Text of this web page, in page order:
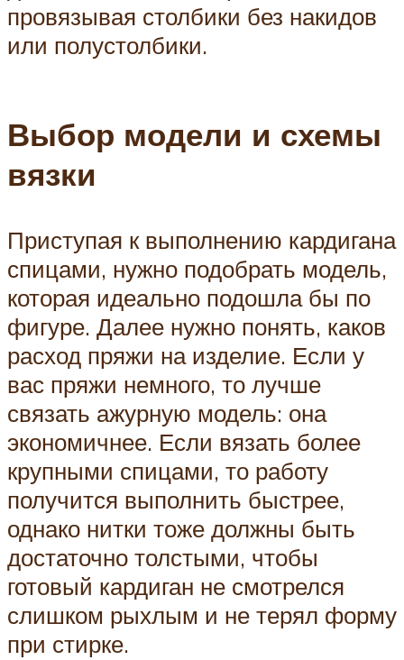
провязывая столбики без накидов
или полустолбики.
Выбор модели и схемы
вязки
Приступая к выполнению кардигана
спицами, нужно подобрать модель,
которая идеально подошла бы по
фигуре. Далее нужно понять, каков
расход пряжи на изделие. Если у
вас пряжи немного, то лучше
связать ажурную модель: она
экономичнее. Если вязать более
крупными спицами, то работу
получится выполнить быстрее,
однако нитки тоже должны быть
достаточно толстыми, чтобы
готовый кардиган не смотрелся
слишком рыхлым и не терял форму
при стирке.